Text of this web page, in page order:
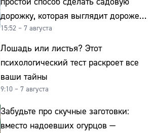
дорожку, которая выглядит дороже
гранита
15:52 – 7 августа
Лошадь или листья? Этот
психологический тест раскроет все
ваши тайны
9:10 – 7 августа
Забудьте про скучные заготовки:
вместо надоевших огурцов —